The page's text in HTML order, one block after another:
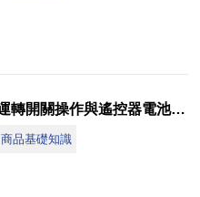
運轉開關操作與遙控器電池更換說明(CW998B-LE)
商品基礎知識